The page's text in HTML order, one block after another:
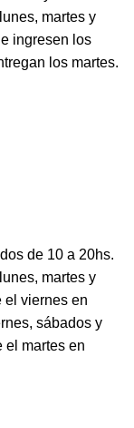
martes y
ingresen los
los martes.
de 10 a 20hs.
martes y
el viernes en
sábados y
el martes en